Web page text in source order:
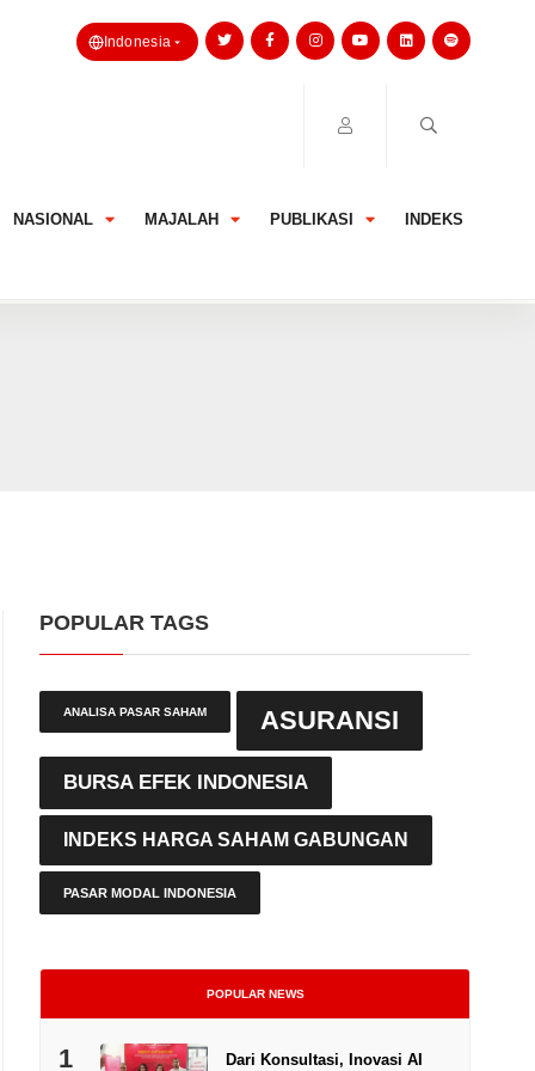
Indonesia
NASIONAL MAJALAH PUBLIKASI INDEKS
POPULAR TAGS
ANALISA PASAR SAHAM ASURANSI
BURSA EFEK INDONESIA
INDEKS HARGA SAHAM GABUNGAN
PASAR MODAL INDONESIA
POPULAR NEWS
1
Dari Konsultasi, Inovasi AI